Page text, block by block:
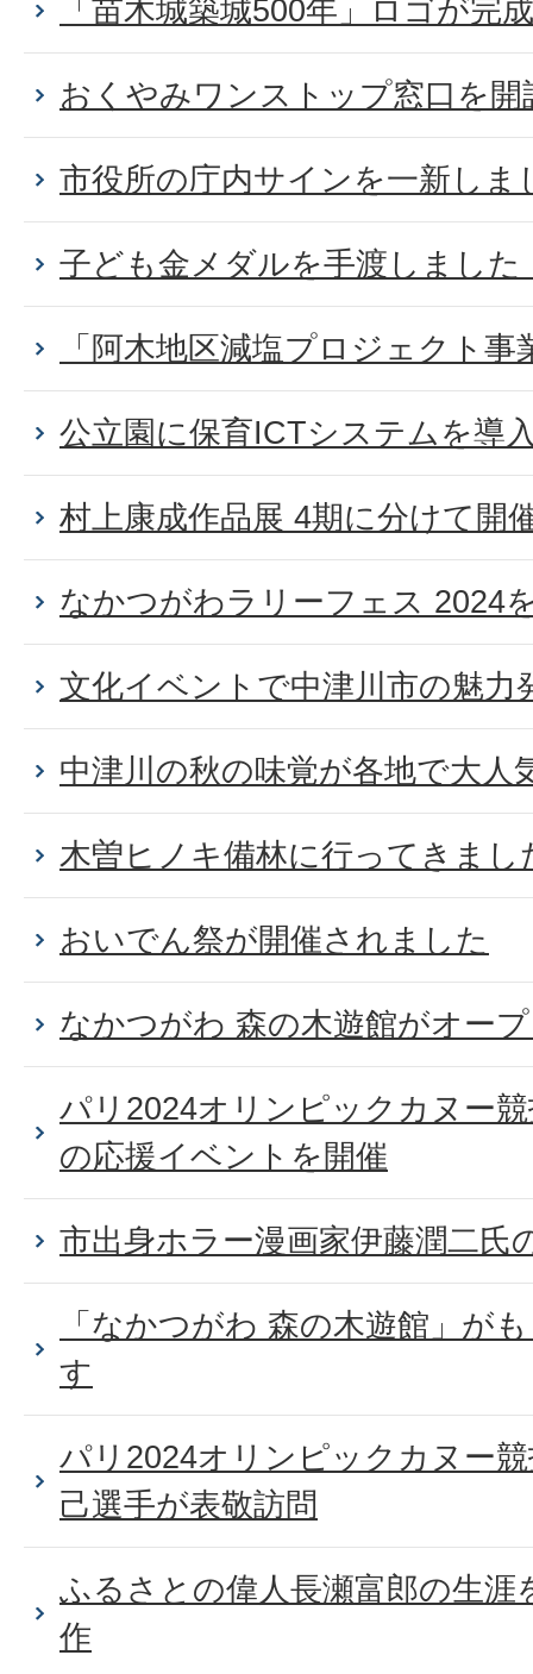
「苗木城築城500年」ロゴが完
おくやみワンストップ窓口を
市役所の庁内サインを一新しま
子ども金メダルを手渡しました
「阿木地区減塩プロジェクト
公立園に保育ICTシステムを導
村上康成作品展 4期に分けて開
なかつがわラリーフェス 2024
文化イベントで中津川市の魅力
中津川の秋の味覚が各地で大人
木曽ヒノキ備林に行ってきまし
おいでん祭が開催されました
なかつがわ 森の木遊館がオー
パリ2024オリンピックカヌー
の応援イベントを開催
市出身ホラー漫画家伊藤潤二氏
「なかつがわ 森の木遊館」が
す
パリ2024オリンピックカヌー
己選手が表敬訪問
ふるさとの偉人長瀬富郎の生涯
作